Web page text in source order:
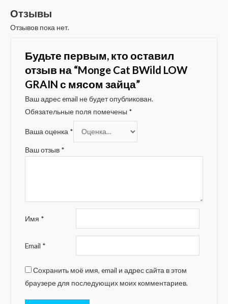
Отзывы
Отзывов пока нет.
Будьте первым, кто оставил
отзыв на “Monge Cat BWild LOW
GRAIN с мясом зайца”
Ваш адрес email не будет опубликован.
Обязательные поля помечены *
Ваша оценка *
Ваш отзыв *
Имя *
Email *
Сохранить моё имя, email и адрес сайта в этом
браузере для последующих моих комментариев.